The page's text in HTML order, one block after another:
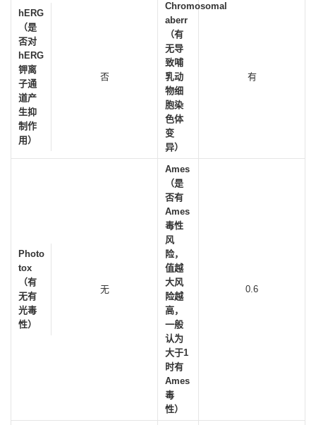
hERG
（是
否对
hERG
钾离
子通
道产
生抑
制作
用）
否
Chromosomal
aberr
（有
无导
致哺
乳动
物细
胞染
色体
变
异）
有
Photo
tox
（有
无有
光毒
性）
无
Ames
（是
否有
Ames
毒性
风
险，
值越
大风
险越
高，
一般
认为
大于1
时有
Ames
毒
性）
0.6